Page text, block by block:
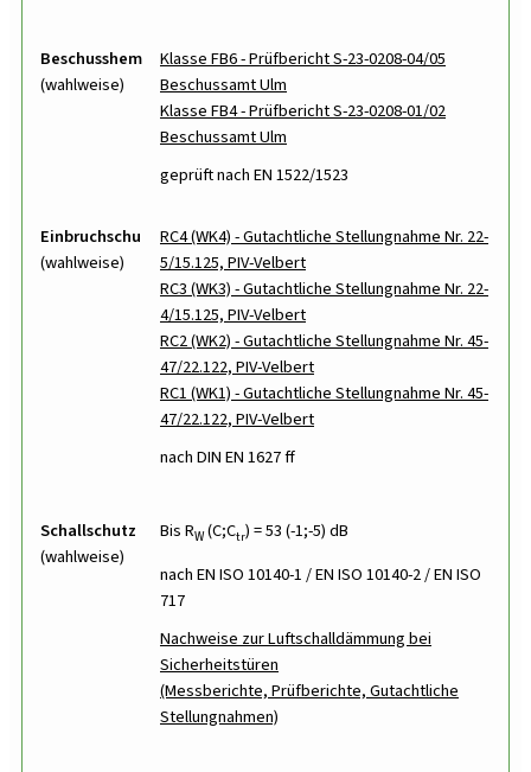
Beschusshemmung
(wahlweise)
Klasse FB6 - Prüfbericht S-23-0208-04/05
Beschussamt Ulm
Klasse FB4 - Prüfbericht S-23-0208-01/02
Beschussamt Ulm
geprüft nach EN 1522/1523
Einbruchschutz
(wahlweise)
RC4 (WK4) - Gutachtliche Stellungnahme Nr. 22-
5/15.125, PIV-Velbert
RC3 (WK3) - Gutachtliche Stellungnahme Nr. 22-
4/15.125, PIV-Velbert
RC2 (WK2) - Gutachtliche Stellungnahme Nr. 45-
47/22.122, PIV-Velbert
RC1 (WK1) - Gutachtliche Stellungnahme Nr. 45-
47/22.122, PIV-Velbert
nach DIN EN 1627 ff
Schallschutz
(wahlweise)
Bis RW(C;Ctr) = 53 (-1;-5) dB
nach EN ISO 10140-1 / EN ISO 10140-2 / EN ISO
717
Nachweise zur Luftschalldämmung bei
Sicherheitstüren
(Messberichte, Prüfberichte, Gutachtliche
Stellungnahmen)